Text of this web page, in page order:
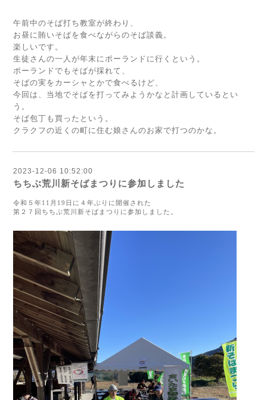
午前中のそば打ち教室が終わり、
お昼に賄いそばを食べながらのそば談義。
楽しいです。
生徒さんの一人が年末にポーランドに行くという。
ポーランドでもそばが採れて、
そばの実をカーシャとかで食べるけど、
今回は、当地でそばを打ってみようかなと計画しているとい
う。
そば包丁も買ったという。
クラクフの近くの町に住む娘さんのお家で打つのかな。
2023-12-06 10:52:00
ちちぶ荒川新そばまつりに参加しました
令和５年11月19日に４年ぶりに開催された
第２７回ちちぶ荒川新そばまつりに参加しました。